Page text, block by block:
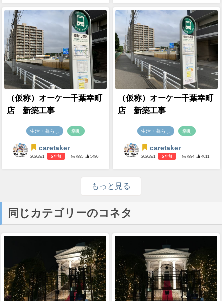
（仮称）オーケー千葉幸町
店 新築工事
生活・暮らし 幸町
caretaker
2020/9/1 5 年前 - №7895 5480
（仮称）オーケー千葉幸町
店 新築工事
生活・暮らし 幸町
caretaker
2020/9/1 5 年前 - №7894 4611
もっと見る
同じカテゴリーのコネタ